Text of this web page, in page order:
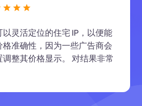
灵活定位的住宅 IP，以便能
准确性，因为一些广告商会
整其价格显示。 对结果非常